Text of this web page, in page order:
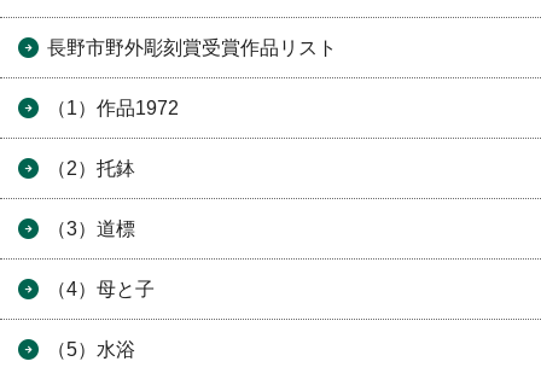
長野市野外彫刻賞受賞作品リスト
（1）作品1972
（2）托鉢
（3）道標
（4）母と子
（5）水浴